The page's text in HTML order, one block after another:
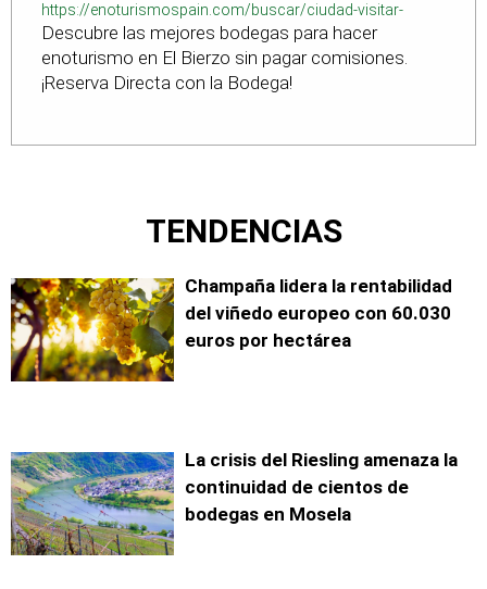
https://enoturismospain.com/buscar/ciudad-visitar-
bodegas-en-leon
Descubre las mejores bodegas para hacer
enoturismo en El Bierzo sin pagar comisiones.
¡Reserva Directa con la Bodega!
TENDENCIAS
Champaña lidera la rentabilidad
del viñedo europeo con 60.030
euros por hectárea
La crisis del Riesling amenaza la
continuidad de cientos de
bodegas en Mosela